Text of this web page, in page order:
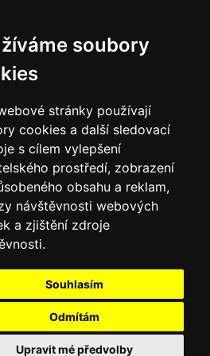
soubory
stránky používají
cookies a další sledovací
s cílem vylepšení
prostředí, zobrazení
obsahu a reklam,
návštěvnosti webových
a zjištění zdroje
Souhlasím
Odmítám
Upravit mé předvolby
Fill in „nospam“